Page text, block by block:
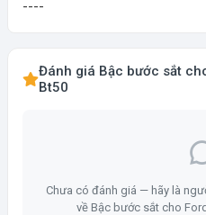
----
Đánh giá Bậc bước sắt
Bt50
Chưa có đánh giá — hãy là
về Bậc bước sắt cho